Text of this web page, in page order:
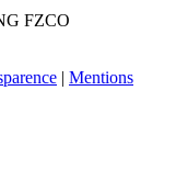
FZCO
| Mentions